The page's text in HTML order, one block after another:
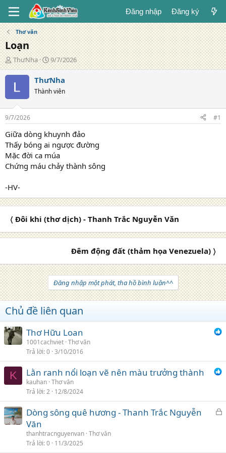
Đăng nhập Đăng ký
Thơ văn
Loạn
T
á
c
ả
ThưNha
N
g
à
đ
g
9/7/2026
ThưNha
Thành viên
9/7/2026 #1
Giữa dòng khuynh đảo
Thấy bóng ai ngược đường
Mặc đời ca múa
Chứng máu chảy thành sông
-HV-
〈 Đôi khi (thơ dịch) - Thanh Trắc Nguyễn Văn
Đêm động đất (thảm họa Venezuela) 〉
Đăng nhập một phát, tha hồ bình luận^^
Chủ đề liên quan
Thơ Hữu Loan
1001cachviet Thơ văn
Trả lời 0 3/10/2016
K Lằn ranh nổi loạn vẽ nên màu trưởng thành
kauhan Thơ văn
Trả lời 2 12/8/2024
K
Dòng sông quê hương - Thanh Trắc Nguyễn
Văn
thanhtracnguyenvan Thơ văn
Trả lời 0 11/3/2025